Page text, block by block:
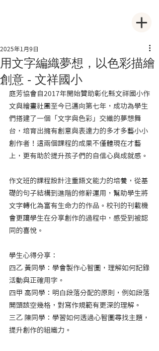
用文字編織夢想，以色彩描繪
創意 - 文祥國小
2025年1月9日
庭芳協會自2017年開始贊助彰化縣文祥國小作
文與繪畫社團至今已邁向第七年，成功為學生
們搭建了一個「文字與色彩」交織的夢想舞
台，培育出擁有創意與表達力的多才多藝小小
創作者！這兩個課程的成果不僅體現在才藝
上，更有助於提升孩子們的自信心與成就感。
作文班的課程設計注重語文能力的培養，從基
礎的句子結構到進階的修辭運用，幫助學生將
文字轉化為富有生命力的作品。校刊的刊載機
會更讓學生在分享創作的過程中，感受到被認
同的喜悅。
學生心得分享：
四乙 黃同學：學會製作心智圖，理解如何記錄
活動與正確用字。
四甲 高同學：明白段落分配的原則，例如段落
開頭該空幾格，對寫作規範有更深的理解。
三乙 陳同學：學習如何透過心智圖尋找主題，
提升創作的組織力。